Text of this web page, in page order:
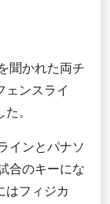
聞かれた両チ
ェンスライ
。
インとパナソ
合のキーにな
はフィジカ